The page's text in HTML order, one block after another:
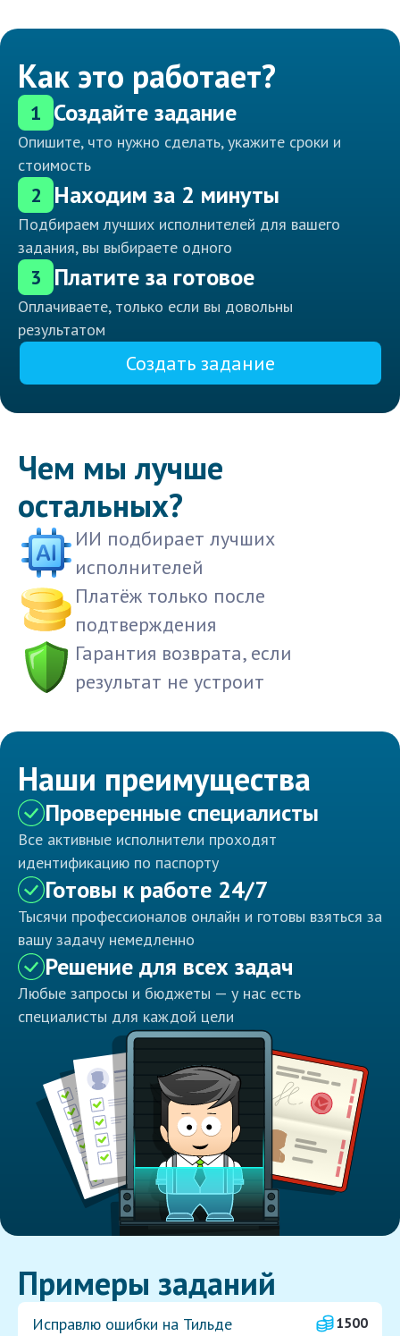
Как это работает?
1 Создайте задание
Опишите, что нужно сделать, укажите сроки и
стоимость
2 Находим за 2 минуты
Подбираем лучших исполнителей для вашего
задания, вы выбираете одного
3 Платите за готовое
Оплачиваете, только если вы довольны
результатом
Создать задание
Чем мы лучше
остальных?
ИИ подбирает лучших
исполнителей
Платёж только после
подтверждения
Гарантия возврата, если
результат не устроит
Наши преимущества
Проверенные специалисты
Все активные исполнители проходят
идентификацию по паспорту
Готовы к работе 24/7
Тысячи профессионалов онлайн и готовы взяться за
вашу задачу немедленно
Решение для всех задач
Любые запросы и бюджеты — у нас есть
специалисты для каждой цели
Примеры заданий
Исправлю ошибки на Тильде
1500